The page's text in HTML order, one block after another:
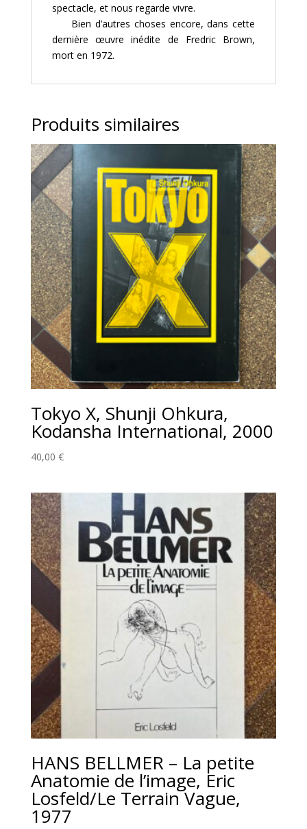
spectacle, et nous regarde vivre.
Bien d’autres choses encore, dans cette
dernière œuvre inédite de Fredric Brown,
mort en 1972.
Produits similaires
Tokyo X, Shunji Ohkura,
Kodansha International, 2000
40,00 €
HANS BELLMER – La petite
Anatomie de l’image, Eric
Losfeld/Le Terrain Vague,
1977